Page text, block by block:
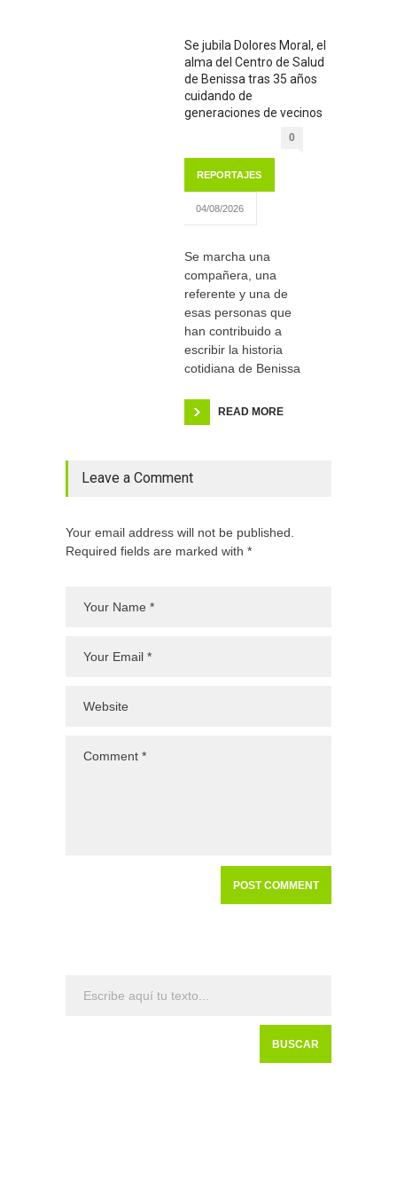
Se jubila Dolores Moral, el
alma del Centro de Salud
de Benissa tras 35 años
cuidando de
generaciones de vecinos
0
REPORTAJES
04/08/2026
Se marcha una
compañera, una
referente y una de
esas personas que
han contribuido a
escribir la historia
cotidiana de Benissa
READ MORE
Leave a Comment
Your email address will not be published.
Required fields are marked with *